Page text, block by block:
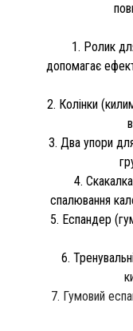
1. Ролик
допомагає
2. Колінки
3. Два упори
4.
спалювання
5. Еспандер
6.
7. Гумовий